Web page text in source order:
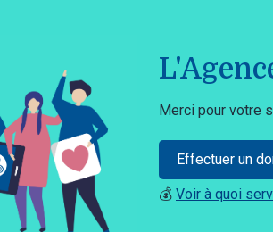
Merci pour votre
Effectuer un
💰 Voir à quoi